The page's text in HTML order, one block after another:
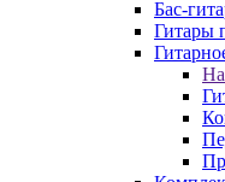
Бас-
Гитары